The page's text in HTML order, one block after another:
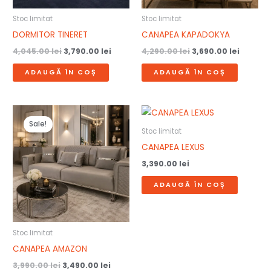
Stoc limitat
DORMITOR TINERET
4,045.00lei 3,790.00 lei
ADAUGĂ ÎN COȘ
Stoc limitat
CANAPEA KAPADOKYA
4,290.00lei 3,690.00 lei
ADAUGĂ ÎN COȘ
Sale!
Stoc limitat
CANAPEA AMAZON
3,990.00lei
Prețul
inițial
a
fost:
3,990.00 lei.
3,490.00 lei
Prețul
curent
este:
3,490.00 lei.
Stoc limitat
CANAPEA LEXUS
3,390.00 lei
ADAUGĂ ÎN COȘ